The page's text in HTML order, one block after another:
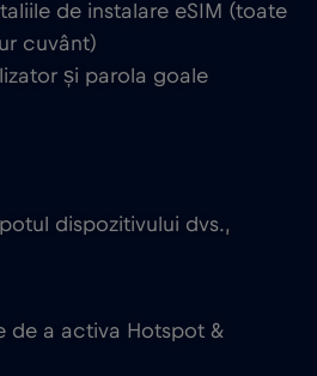
de instalare eSIM (toate
cuvânt)
și parola goale
dispozitivului dvs.,
de a activa Hotspot &